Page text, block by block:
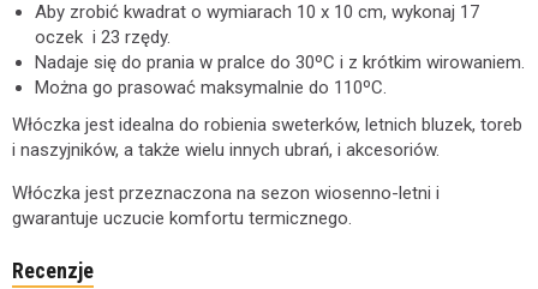
Aby zrobić kwadrat o wymiarach 10 x 10 cm, wykonaj 17
oczek i 23 rzędy.
Nadaje się do prania w pralce do 30ºC i z krótkim wirowaniem.
Można go prasować maksymalnie do 110ºC.
Włóczka jest idealna do robienia sweterków, letnich bluzek, toreb
i naszyjników, a także wielu innych ubrań, i akcesoriów.
Włóczka jest przeznaczona na sezon wiosenno-letni i
gwarantuje uczucie komfortu termicznego.
Recenzje